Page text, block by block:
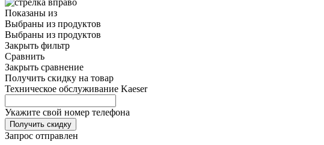
Показаны из
Выбраны из продуктов
Выбраны из продуктов
Закрыть фильтр
Сравнить
Закрыть сравнение
Получить скидку на товар
Техническое обслуживание Kaeser
Укажите свой номер телефона
Получить скидку
Запрос отправлен